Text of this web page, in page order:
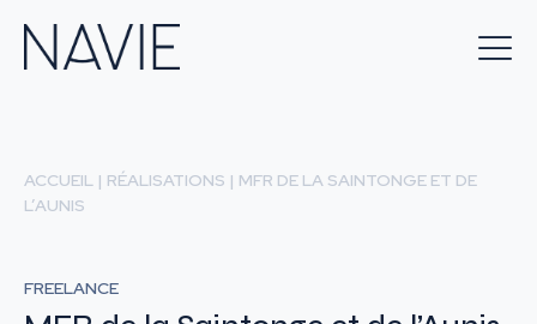
ACCUEIL | RÉALISATIONS | MFR DE LA SAINTONGE ET DE
L’AUNIS
FREELANCE